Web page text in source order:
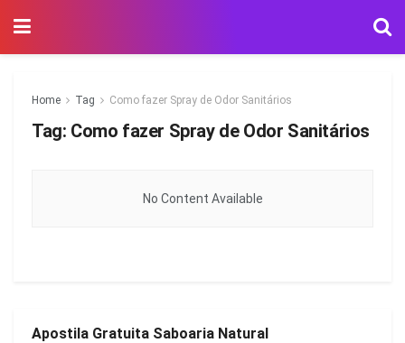
Home Tag Como fazer Spray de Odor Sanitários
Tag: Como fazer Spray de Odor Sanitários
No Content Available
Apostila Gratuita Saboaria Natural